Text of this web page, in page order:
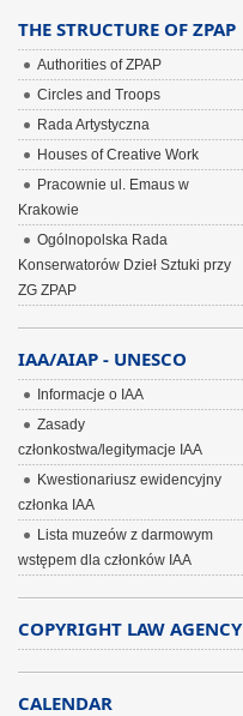
THE STRUCTURE OF ZPAP
Authorities of ZPAP
Circles and Troops
Rada Artystyczna
Houses of Creative Work
Pracownie ul. Emaus w
Krakowie
Ogólnopolska Rada
Konserwatorów Dzieł Sztuki przy
ZG ZPAP
IAA/AIAP - UNESCO
Informacje o IAA
Zasady
członkostwa/legitymacje IAA
Kwestionariusz ewidencyjny
członka IAA
Lista muzeów z darmowym
wstępem dla członków IAA
COPYRIGHT LAW AGENCY
CALENDAR